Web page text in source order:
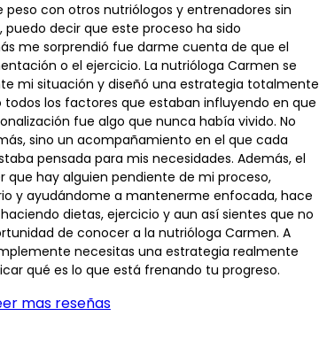
con otros nutriólogos y entrenadores sin
decir que este proceso ha sido
me sorprendió fue darme cuenta de que el
o el ejercicio. La nutrióloga Carmen se
mi situación y diseñó una estrategia totalmente
los factores que estaban influyendo en que
fue algo que nunca había vivido. No
sino un acompañamiento en el que cada
pensada para mis necesidades. Además, el
que hay alguien pendiente de mi proceso,
y ayudándome a mantenerme enfocada, hace
dietas, ejercicio y aun así sientes que no
de conocer a la nutrióloga Carmen. A
necesitas una estrategia realmente
qué es lo que está frenando tu progreso.
mas reseñas